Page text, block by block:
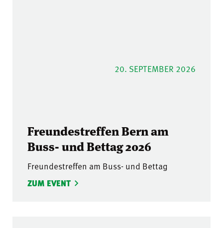
20. SEPTEMBER 2026
Freundestreffen Bern am
Buss- und Bettag 2026
Freundestreffen am Buss- und Bettag
ZUM EVENT